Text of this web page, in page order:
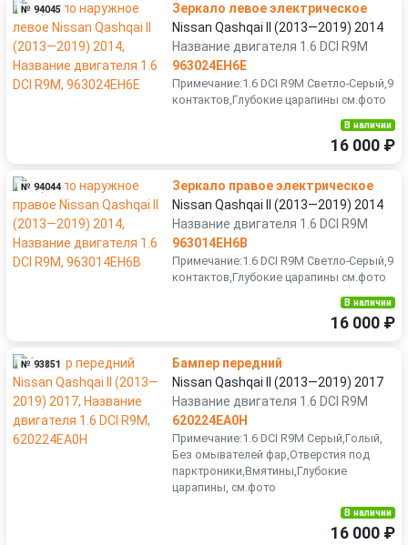
№ 94045
Зеркало левое электрическое
Nissan Qashqai II (2013—2019) 2014
Название двигателя 1.6 DCI R9M
963024EH6E
Примечание:1.6 DCI R9M Светло-Серый,9
контактов,Глубокие царапины см.фото
В наличии
16 000 ₽
№ 94044
Зеркало правое электрическое
Nissan Qashqai II (2013—2019) 2014
Название двигателя 1.6 DCI R9M
963014EH6B
Примечание:1.6 DCI R9M Светло-Серый,9
контактов,Глубокие царапины см.фото
В наличии
16 000 ₽
№ 93851
Бампер передний
Nissan Qashqai II (2013—2019) 2017
Название двигателя 1.6 DCI R9M
620224EA0H
Примечание:1.6 DCI R9M Серый,Голый,
Без омывателей фар,Отверстия под
парктроники,Вмятины,Глубокие
царапины, см.фото
В наличии
16 000 ₽